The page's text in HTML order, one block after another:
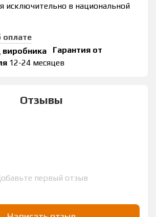
исключительно в национальной
оплате
Гарантия от
12-24 месяцев
Отзывы
первый отзыв